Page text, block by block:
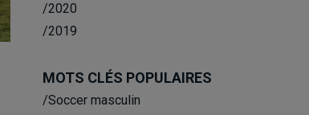
/2020
/2019
MOTS CLÉS POPULAIRES
/Soccer masculin